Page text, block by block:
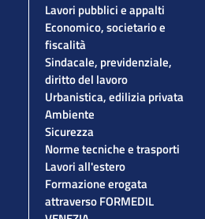
Lavori pubblici e appalti
Economico, societario e
fiscalità
Sindacale, previdenziale,
diritto del lavoro
Urbanistica, edilizia privata
Ambiente
Sicurezza
Norme tecniche e trasporti
Lavori all'estero
Formazione erogata
attraverso FORMEDIL